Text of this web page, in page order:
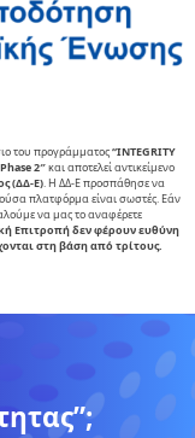
του προγράμματος“INTEGRITY
2″και αποτελεί αντικείµενο
(ΔΔ-Ε). Η ΔΔ-Ε προσπάθησε να
πλατφόρμα είναι σωστές. Εάν
να μας το αναφέρετε
Επιτροπή δεν φέρουν ευθύνη
στη βάση από τρίτους.